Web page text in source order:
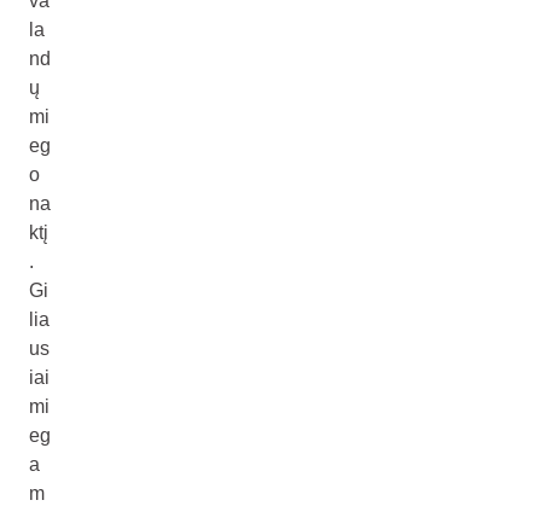
la
nd
ų
mi
eg
o
na
ktį
.
Gi
lia
us
iai
mi
eg
a
m